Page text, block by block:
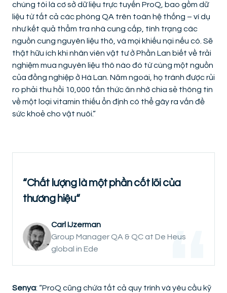
chúng tôi là cơ sở dữ liệu trực tuyến ProQ, bao gồm dữ
liệu từ tất cả các phòng QA trên toàn hệ thống – ví dụ
như kết quả thẩm tra nhà cung cấp, tình trạng các
nguồn cung nguyên liệu thô, và mọi khiếu nại nếu có. Sẽ
thật hữu ích khi nhân viên vật tư ở Phần Lan biết về trải
nghiệm mua nguyên liệu thô nào đó từ cùng một nguồn
của đồng nghiệp ở Hà Lan. Năm ngoái, họ tránh được rủi
ro phải thu hồi 10,000 tấn thức ăn nhờ chia sẻ thông tin
về một loại vitamin thiếu ổn định có thể gây ra vấn đề
sức khoẻ cho vật nuôi.”
“Chất lượng là một phần cốt lõi của
thương hiệu“
Carl IJzerman
Group Manager QA & QC at De Heus
global in Ede
Senya: “ProQ cũng chứa tất cả quy trình và yêu cầu kỹ